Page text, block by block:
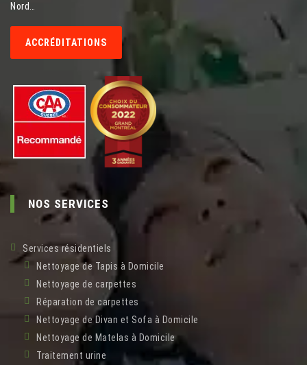
Nord…
ACCRÉDITATIONS
NOS SERVICES
Services résidentiels
Nettoyage de Tapis à Domicile
Nettoyage de carpettes
Réparation de carpettes
Nettoyage de Divan et Sofa à Domicile
Nettoyage de Matelas à Domicile
Traitement urine